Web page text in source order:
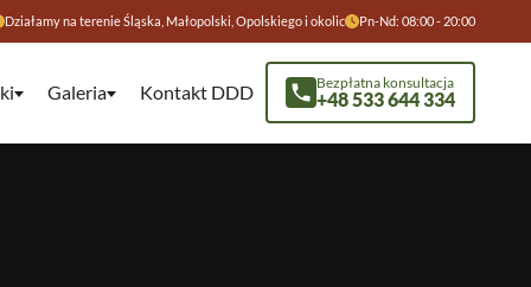
Działamy na terenie Śląska, Małopolski, Opolskiego i okolic Pn-Nd: 08:00 - 20:00
Galeria Kontakt DDD Bezpłatna konsultacja
+48 533 644 334